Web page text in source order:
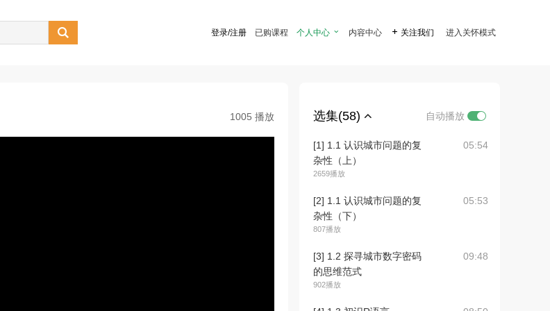
 登录/注册 已购课程 个人中心  内容中心  关注我们 进入关怀模式
1005 播放 选集(58) 自动播放
[1] 1.1 认识城市问题的复
杂性（上）
2659播放
05:54
[2] 1.1 认识城市问题的复
杂性（下）
807播放
05:53
[3] 1.2 探寻城市数字密码
的思维范式
902播放
09:48